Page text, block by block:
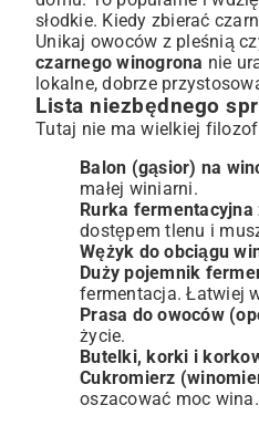
Przechowywanie wina:
Zalety produkcji własnego
Zdrowotne aspekty wina z
Pomysły na wykorzystanie
Podsumowanie: Ciesz się
słodkie. Kiedy zbierać
Unikaj owoców z pleśnią
czarnego winogrona nie
lokalne, dobrze
Lista niezbędnego
Tutaj nie ma wielkiej
Balon (gąsior) na
małej winiarni.
Rurka fermentacyjna
dostępem tlenu i
Wężyk do obciągu
Duży pojemnik
fermentacja. Łatwiej
Prasa do owoców
życie.
Butelki, korki i
Cukromierz
oszacować moc wina.